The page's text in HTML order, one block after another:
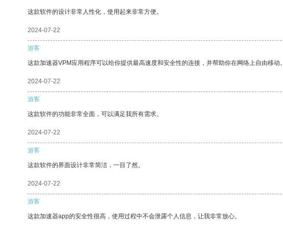
这款软件的设计非常人性化，使用起来非常方便。
2024-07-22
游客
这款加速器VPM应用程序可以给你提供最高速度和安全性的连接，并帮助你在网络上自由移动。
2024-07-22
游客
这款软件的功能非常全面，可以满足我所有需求。
2024-07-22
游客
这款软件的界面设计非常简洁，一目了然。
2024-07-22
游客
这款加速器app的安全性很高，使用过程中不会泄露个人信息，让我非常放心。